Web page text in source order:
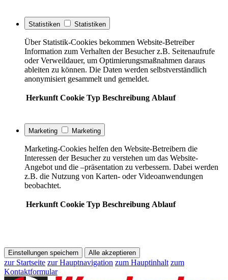
Statistiken Statistiken
Über Statistik-Cookies bekommen Website-Betreiber
Information zum Verhalten der Besucher z.B. Seitenaufrufe
oder Verweildauer, um Optimierungsmaßnahmen daraus
ableiten zu können. Die Daten werden selbstverständlich
anonymisiert gesammelt und gemeldet.
Herkunft Cookie Typ Beschreibung Ablauf
Marketing Marketing
Marketing-Cookies helfen den Website-Betreibern die
Interessen der Besucher zu verstehen um das Website-
Angebot und die –präsentation zu verbessern. Dabei werden
z.B. die Nutzung von Karten- oder Videoanwendungen
beobachtet.
Herkunft Cookie Typ Beschreibung Ablauf
Einstellungen speichern Alle akzeptieren
zur Startseite zur Hauptnavigation zum Hauptinhalt zum
Kontaktformular